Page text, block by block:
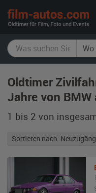
Oldtimer
Jahre von
1 bis 2 von
Sortieren nach: